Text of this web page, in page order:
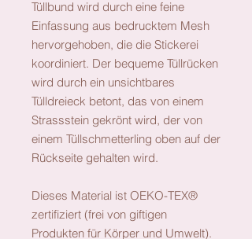
Tüllbund wird durch eine feine
Einfassung aus bedrucktem Mesh
hervorgehoben, die die Stickerei
koordiniert. Der bequeme Tüllrücken
wird durch ein unsichtbares
Tülldreieck betont, das von einem
Strassstein gekrönt wird, der von
einem Tüllschmetterling oben auf der
Rückseite gehalten wird.
Dieses Material ist OEKO-TEX®
zertifiziert (frei von giftigen
Produkten für Körper und Umwelt).